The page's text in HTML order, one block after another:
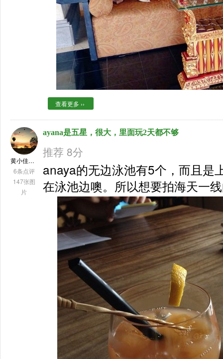
查看更多 ››
黄小佳要奋斗
6条点评
147张图
片
ayana是五星，很大，里面玩2天都不够
推荐 8分
anaya的无边泳池有5个，而且是
在泳池边噢。所以想要拍海天一